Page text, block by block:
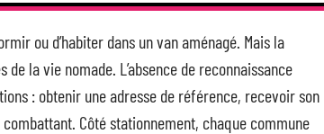
ou d’habiter dans un van aménagé. Mais la
la vie nomade. L’absence de reconnaissance
: obtenir une adresse de référence, recevoir son
Côté stationnement, chaque commune